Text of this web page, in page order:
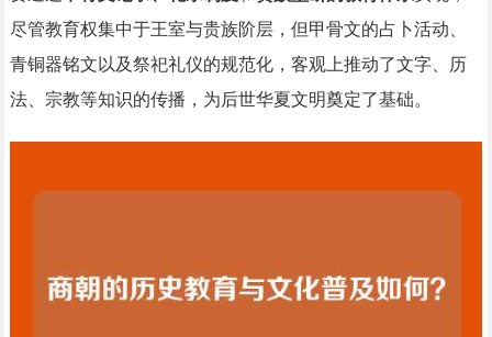
尽管教育权集中于王室与贵族阶层，但甲骨文的占卜活动、
青铜器铭文以及祭祀礼仪的规范化，客观上推动了文字、历
法、宗教等知识的传播，为后世华夏文明奠定了基础。